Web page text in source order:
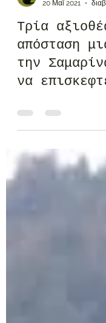
Georgios
20 Μαΐ 2021
Τρία
απόσταση
να